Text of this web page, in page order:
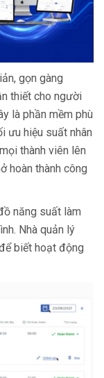
gọn gàng
thiết cho người
là phần mềm phù
ưu hiệu suất nhân
thành viên lên
hoàn thành công
năng suất làm
Nhà quản lý
biết hoạt động